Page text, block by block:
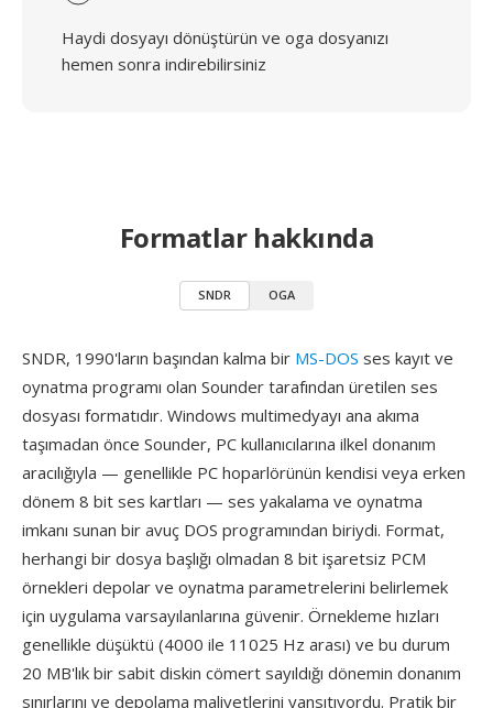
Haydi dosyayı dönüştürün ve oga dosyanızı
hemen sonra indirebilirsiniz
Formatlar hakkında
SNDR OGA
SNDR, 1990'ların başından kalma bir MS-DOS ses kayıt ve
oynatma programı olan Sounder tarafından üretilen ses
dosyası formatıdır. Windows multimedyayı ana akıma
taşımadan önce Sounder, PC kullanıcılarına ilkel donanım
aracılığıyla — genellikle PC hoparlörünün kendisi veya erken
dönem 8 bit ses kartları — ses yakalama ve oynatma
imkanı sunan bir avuç DOS programından biriydi. Format,
herhangi bir dosya başlığı olmadan 8 bit işaretsiz PCM
örnekleri depolar ve oynatma parametrelerini belirlemek
için uygulama varsayılanlarına güvenir. Örnekleme hızları
genellikle düşüktü (4000 ile 11025 Hz arası) ve bu durum
20 MB'lık bir sabit diskin cömert sayıldığı dönemin donanım
sınırlarını ve depolama maliyetlerini yansıtıyordu. Pratik bir